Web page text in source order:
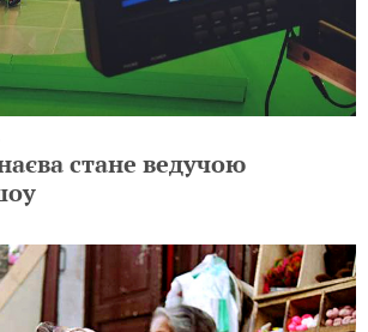
стане ведучою